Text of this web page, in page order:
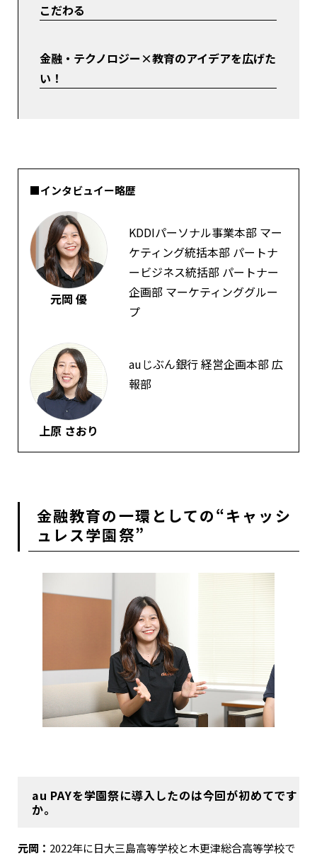
こだわる
金融・テクノロジー×教育のアイデアを広げた
い！
■インタビュイー略歴
元岡 優
KDDIパーソナル事業本部 マー
ケティング統括本部 パートナ
ービジネス統括部 パートナー
企画部 マーケティンググルー
プ
上原 さおり
auじぶん銀行 経営企画本部 広
報部
金融教育の一環としての“キャッシ
ュレス学園祭”
au PAYを学園祭に導入したのは今回が初めてです
か。
元岡： 2022年に日大三島高等学校と木更津総合高等学校で